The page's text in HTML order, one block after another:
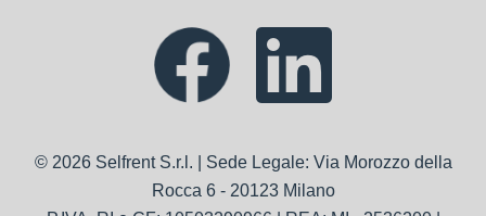
© 2026 Selfrent S.r.l. | Sede Legale: Via Morozzo della
Rocca 6 - 20123 Milano